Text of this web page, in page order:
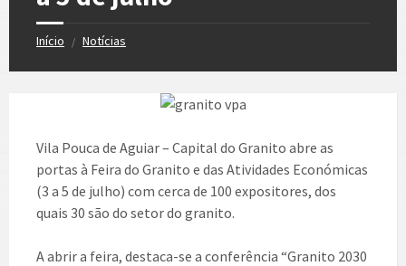
Início / Notícias
Vila Pouca de Aguiar – Capital do Granito abre as
portas à Feira do Granito e das Atividades Económicas
(3 a 5 de julho) com cerca de 100 expositores, dos
quais 30 são do setor do granito.
A abrir a feira, destaca-se a conferência “Granito 2030